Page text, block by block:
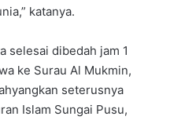
katanya.
selesai dibedah jam 1
ke Surau Al Mukmin,
seterusnya
Islam Sungai Pusu,